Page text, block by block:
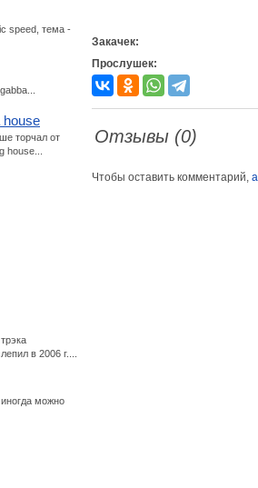
speed, тема -
house
торчал от
house...
в 2006 г....
иногда можно
Закачек:
Прослушек:
Отзывы (0)
Чтобы оставить комментарий,